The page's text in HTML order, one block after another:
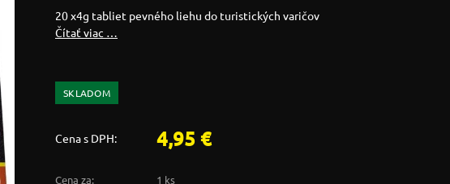
20 x4g tabliet pevného liehu do turistických varičov
Čítať viac …
SKLADOM
Cena s DPH: 4,95 €
Cena za:
1 ks